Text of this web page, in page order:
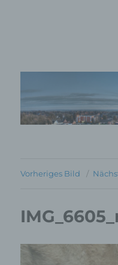
MP Mario
Training
Vorheriges Bild